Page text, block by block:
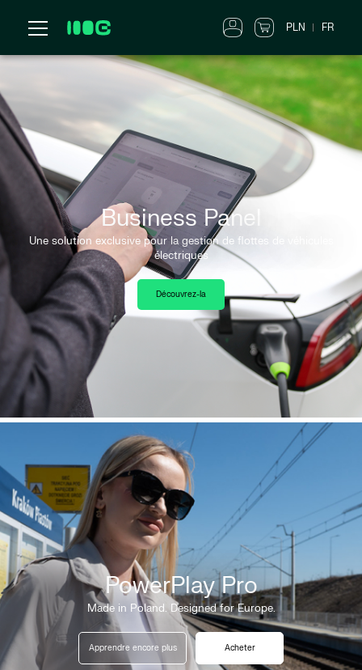
PLN FR
Business Panel
Une solution exclusive pour la gestion de flottes de véhicules
électriques
Découvrez-la
PowerPlay Pro
Made in Poland. Designed for Europe.
Apprendre encore plus Acheter